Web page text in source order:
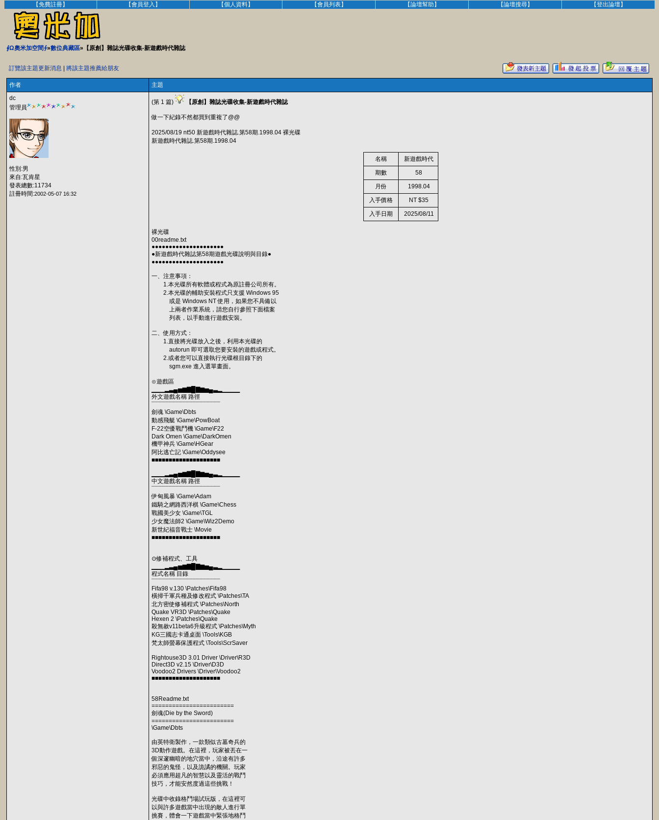
【免費註冊】 【會員登入】 【個人資料】 【會員列表】 【論壇幫助】 【論壇搜尋】 【登出論壇】
∮Ω奧米加空間∮»數位典藏區»【原創】雜誌光碟收集-新遊戲時代雜誌
訂覽該主題更新消息 將該主題推薦給朋友
作者
主題
dc
管理員
性別:男
來自:瓦肯星
發表總數:11734
註冊時間:2002-05-07 16:32
(第 1 篇) 【原創】雜誌光碟收集-新遊戲時代雜誌
做一下紀錄不然都買到重複了@@
2025/08/19 nt50 新遊戲時代雜誌.第58期.1998.04 裸光碟
新遊戲時代雜誌.第58期.1998.04
名稱
新遊戲時代
期數
58
月份
1998.04
入手價格
NT $35
入手日期
2025/08/11
裸光碟
00readme.txt
●●●●●●●●●●●●●●●●●●●●●
●新遊戲時代雜誌第58期遊戲光碟說明與目錄●
●●●●●●●●●●●●●●●●●●●●●
一、注意事項：
1.本光碟所有軟體或程式為原註冊公司所有。
2.本光碟的輔助安裝程式只支援 Windows 95
或是 Windows NT 使用，如果您不具備以
上兩者作業系統，請您自行參照下面檔案
列表，以手動進行遊戲安裝。
二、使用方式：
1.直接將光碟放入之後，利用本光碟的
autorun 即可選取您要安裝的遊戲或程式。
2.或者您可以直接執行光碟根目錄下的
sgm.exe 進入選單畫面。
⊙遊戲區
▁▁▁▂▃▄▅▆▇█▇▆▅▄▃▂▁▁▁▁
外文遊戲名稱 路徑
劍魂 \Game\Dbts
動感飛艇 \Game\PowBoat
F-22空優戰鬥機 \Game\F22
Dark Omen \Game\DarkOmen
機甲神兵 \Game\HGear
阿比逃亡記 \Game\Oddysee
■■■■■■■■■■■■■■■■■■■■
▁▁▁▂▃▄▅▆▇█▇▆▅▄▃▂▁▁▁▁
中文遊戲名稱 路徑
伊甸風暴 \Game\Adam
鐵騎之網路西洋棋 \Game\Chess
戰國美少女 \Game\TGL
少女魔法師2 \Game\Wiz2Demo
新世紀福音戰士 \Movie
■■■■■■■■■■■■■■■■■■■■
⊙修補程式、工具
▁▁▁▂▃▄▅▆▇█▇▆▅▄▃▂▁▁▁▁
程式名稱 目錄
Fifa98 v.130 \Patches\Fifa98
橫掃千軍兵種及修改程式 \Patches\TA
北方密使修補程式 \Patches\North
Quake VR3D \Patches\Quake
Hexen 2 \Patches\Quake
殺無赦v11beta6升級程式 \Patches\Myth
KG三國志卡通桌面 \Tools\KGB
梵太師螢幕保護程式 \Tools\ScrSaver
Rightouse3D 3.01 Driver \Driver\R3D
Direct3D v2.15 \Driver\D3D
Voodoo2 Drivers \Driver\Voodoo2
■■■■■■■■■■■■■■■■■■■■
58Readme.txt
========================
劍魂(Die by the Sword)
========================
\Game\Dbts
由英特衛製作，一款類似古墓奇兵的
3D動作遊戲。在這裡，玩家被丟在一
個深邃幽暗的地穴當中，沿途有許多
邪惡的鬼怪，以及詭譎的機關。玩家
必須應用超凡的智慧以及靈活的戰鬥
技巧，才能安然度過這些挑戰！
光碟中收錄格鬥場試玩版，在這裡可
以與許多遊戲當中出現的敵人進行單
挑賽，體會一下遊戲當中緊張地格鬥